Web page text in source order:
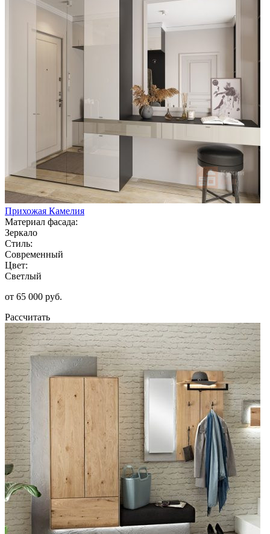
Прихожая Камелия
Материал фасада:
Зеркало
Стиль:
Современный
Цвет:
Светлый
от 65 000 руб.
Рассчитать